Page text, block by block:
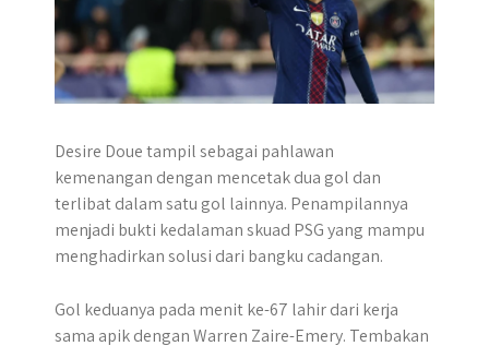
Desire Doue tampil sebagai pahlawan
kemenangan dengan mencetak dua gol dan
terlibat dalam satu gol lainnya. Penampilannya
menjadi bukti kedalaman skuad PSG yang mampu
menghadirkan solusi dari bangku cadangan.
Gol keduanya pada menit ke-67 lahir dari kerja
sama apik dengan Warren Zaire-Emery. Tembakan